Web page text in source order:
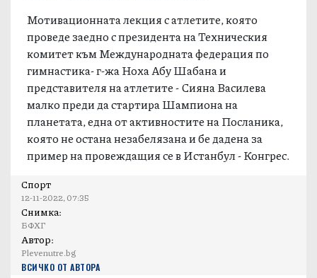
Спорт
12-11-2022, 07:35
Снимка:
БФХГ
Автор:
Plevenutre.bg
ВСИЧКО ОТ АВТОРА
Мотивационната лекция с атлетите, която
проведе заедно с президента на Техническия
комитет към Международната федерация по
гимнастика- г-жа Ноха Абу Шабана и
представителя на атлетите - Сияна Василева
малко преди да стартира Шампиона на
планетата, една от активностите на Посланика,
която не остана незабелязана и бе дадена за
пример на провеждащия се в Истанбул - Конгрес.